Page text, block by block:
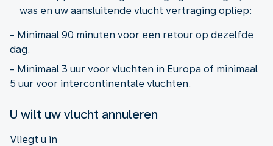
was en uw aansluitende vlucht vertraging opliep:
- Minimaal 90 minuten voor een retour op dezelfde
dag.
- Minimaal 3 uur voor vluchten in Europa of minimaal
5 uur voor intercontinentale vluchten.
U wilt uw vlucht annuleren
Vliegt u in